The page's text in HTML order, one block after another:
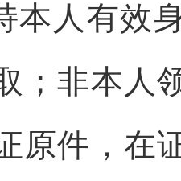
本人有效
；非本人
原件，在